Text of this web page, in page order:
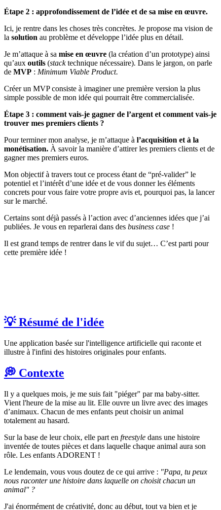
Étape 2 : approfondissement de l’idée et de sa mise en œuvre.
Ici, je rentre dans les choses très concrètes. Je propose ma vision de
la solution au problème et développe l’idée plus en détail.
Je m’attaque à sa mise en œuvre (la création d’un prototype) ainsi
qu’aux outils (stacktechnique nécessaire). Dans le jargon, on parle
de MVP : Minimum Viable Product.
Créer un MVP consiste à imaginer une première version la plus
simple possible de mon idée qui pourrait être commercialisée.
Étape 3 : comment vais-je gagner de l’argent et comment vais-je
trouver mes premiers clients ?
Pour terminer mon analyse, je m’attaque à l’acquisition et à la
monétisation. À savoir la manière d’attirer les premiers clients et de
gagner mes premiers euros.
Mon objectif à travers tout ce process étant de “pré-valider” le
potentiel et l’intérêt d’une idée et de vous donner les éléments
concrets pour vous faire votre propre avis et, pourquoi pas, la lancer
sur le marché.
Certains sont déjà passés à l’action avec d’anciennes idées que j’ai
publiées. Je vous en reparlerai dans des business case !
Il est grand temps de rentrer dans le vif du sujet… C’est parti pour
cette première idée !
💡 Résumé de l'idée
Une application basée sur l'intelligence artificielle qui raconte et
illustre à l'infini des histoires originales pour enfants.
💭 Contexte
Il y a quelques mois, je me suis fait "piéger" par ma baby-sitter.
Vient l'heure de la mise au lit. Elle ouvre un livre avec des images
d’animaux. Chacun de mes enfants peut choisir un animal
totalement au hasard.
Sur la base de leur choix, elle part en freestyle dans une histoire
inventée de toutes pièces et dans laquelle chaque animal aura son
rôle. Les enfants ADORENT !
Le lendemain, vous vous doutez de ce qui arrive : "Papa, tu peux
nous raconter une histoire dans laquelle on choisit chacun un
animal" ?
J'ai énormément de créativité, donc au début, tout va bien et je